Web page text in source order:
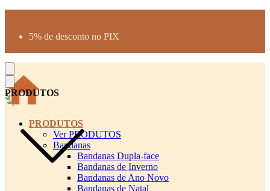
5% de desconto no PIX
PRODUTOS
PRODUTOS
Ver PRODUTOS
Bandanas
Bandanas Dupla-face
Bandanas de Inverno
Bandanas de Ano Novo
Bandanas de Natal